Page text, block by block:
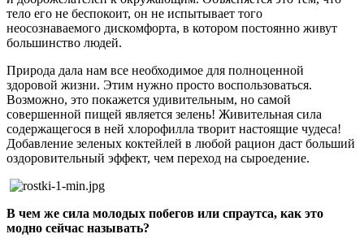
тело его не беспокоит, он не испытывает того
неосознаваемого дискомфорта, в котором постоянно живут
большинство людей.
Природа дала нам все необходимое для полноценной
здоровой жизни. Этим нужно просто воспользоваться.
Возможно, это покажется удивительным, но самой
совершенной пищей является зелень! Живительная сила
содержащегося в ней хлорофилла творит настоящие чудеса!
Добавление зеленых коктейлей в любой рацион даст больший
оздоровительный эффект, чем переход на сыроедение.
В чем же сила молодых побегов или спраутса, как это
модно сейчас называть?